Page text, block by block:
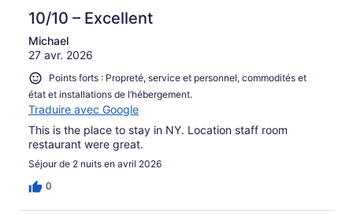
10/10 – Excellent
Michael
27 avr. 2026
Points forts : Propreté, service et personnel, commodités et
état et installations de l’hébergement.
Traduire avec Google
This is the place to stay in NY. Location staff room
restaurant were great.
Séjour de 2 nuits en avril 2026
0